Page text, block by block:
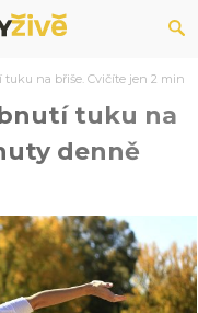
na břiše. Cvičíte jen 2
tuku na
denně